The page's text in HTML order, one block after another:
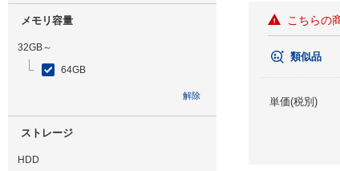
メモリ容量
32GB～
64GB
解除
ストレージ
HDD
こちらの
類似品
単価(税別)